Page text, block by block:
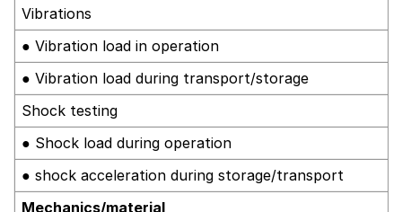
Vibrations
● Vibration load in operation
● Vibration load during transport/storage
Shock testing
● Shock load during operation
● shock acceleration during storage/transport
Mechanics/material